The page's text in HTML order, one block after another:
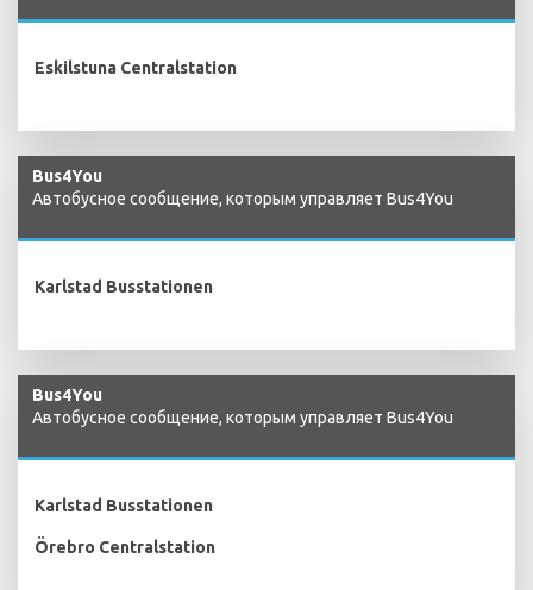
Eskilstuna Centralstation
Bus4You
Автобусное сообщение, которым управляет Bus4You
Karlstad Busstationen
Bus4You
Автобусное сообщение, которым управляет Bus4You
Karlstad Busstationen
Örebro Centralstation